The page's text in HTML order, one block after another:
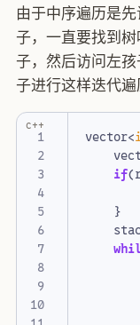
由于中序遍历是
子，一直要找到
子，然后访问左
子进行这样迭代遍
1
2
4
5
6
7
8
9
10
vector<
if(
}
c++